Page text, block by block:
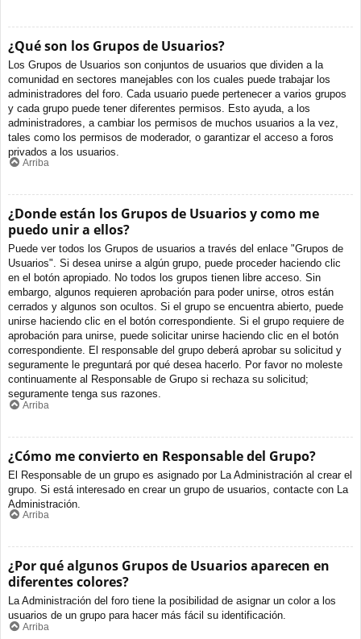
¿Qué son los Grupos de Usuarios?
Los Grupos de Usuarios son conjuntos de usuarios que dividen a la
comunidad en sectores manejables con los cuales puede trabajar los
administradores del foro. Cada usuario puede pertenecer a varios grupos
y cada grupo puede tener diferentes permisos. Esto ayuda, a los
administradores, a cambiar los permisos de muchos usuarios a la vez,
tales como los permisos de moderador, o garantizar el acceso a foros
privados a los usuarios.
Arriba
¿Donde están los Grupos de Usuarios y como me
puedo unir a ellos?
Puede ver todos los Grupos de usuarios a través del enlace "Grupos de
Usuarios". Si desea unirse a algún grupo, puede proceder haciendo clic
en el botón apropiado. No todos los grupos tienen libre acceso. Sin
embargo, algunos requieren aprobación para poder unirse, otros están
cerrados y algunos son ocultos. Si el grupo se encuentra abierto, puede
unirse haciendo clic en el botón correspondiente. Si el grupo requiere de
aprobación para unirse, puede solicitar unirse haciendo clic en el botón
correspondiente. El responsable del grupo deberá aprobar su solicitud y
seguramente le preguntará por qué desea hacerlo. Por favor no moleste
continuamente al Responsable de Grupo si rechaza su solicitud;
seguramente tenga sus razones.
Arriba
¿Cómo me convierto en Responsable del Grupo?
El Responsable de un grupo es asignado por La Administración al crear el
grupo. Si está interesado en crear un grupo de usuarios, contacte con La
Administración.
Arriba
¿Por qué algunos Grupos de Usuarios aparecen en
diferentes colores?
La Administración del foro tiene la posibilidad de asignar un color a los
usuarios de un grupo para hacer más fácil su identificación.
Arriba